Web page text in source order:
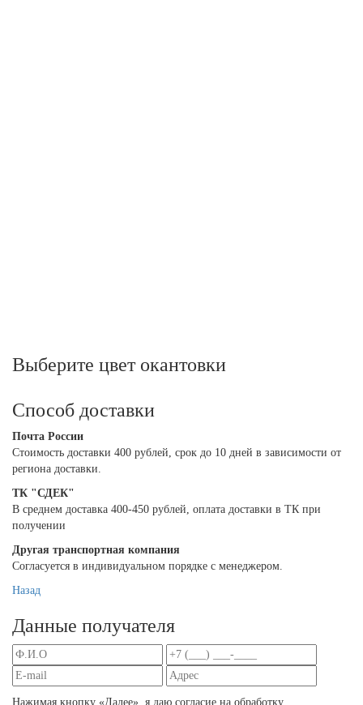
Выберите цвет окантовки
Способ доставки
Почта России
Cтоимость доставки 400 рублей, срок до 10 дней в зависимости от
региона доставки.
ТК "СДЕК"
В среднем доставка 400-450 рублей, оплата доставки в ТК при
получении
Другая транспортная компания
Согласуется в индивидуальном порядке с менеджером.
Назад
Данные получателя
Нажимая кнопку «Далее», я даю согласие на обработку